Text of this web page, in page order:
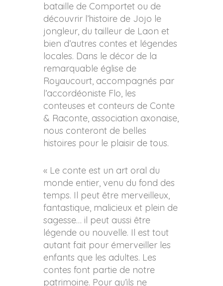
bataille de Comportet ou de
découvrir l’histoire de Jojo le
jongleur, du tailleur de Laon et
bien d’autres contes et légendes
locales. Dans le décor de la
remarquable église de
Royaucourt, accompagnés par
l’accordéoniste Flo, les
conteuses et conteurs de Conte
& Raconte, association axonaise,
nous conteront de belles
histoires pour le plaisir de tous.
« Le conte est un art oral du
monde entier, venu du fond des
temps. Il peut être merveilleux,
fantastique, malicieux et plein de
sagesse… il peut aussi être
légende ou nouvelle. Il est tout
autant fait pour émerveiller les
enfants que les adultes. Les
contes font partie de notre
patrimoine. Pour qu’ils ne